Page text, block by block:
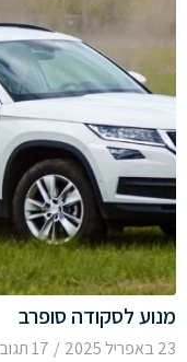
מנוע לסקודה סופרב
23 באפריל 2025 / 17 תגובות